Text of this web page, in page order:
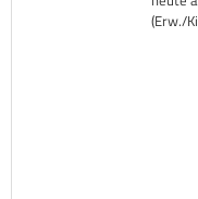
(Erw./